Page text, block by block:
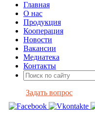
Главная
О нас
Продукция
Кооперация
Новости
Вакансии
Медиатека
Контакты
Задать вопрос